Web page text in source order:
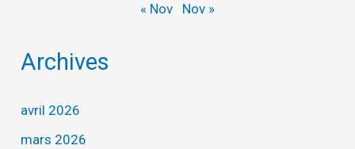
« Nov Nov »
Archives
avril 2026
mars 2026